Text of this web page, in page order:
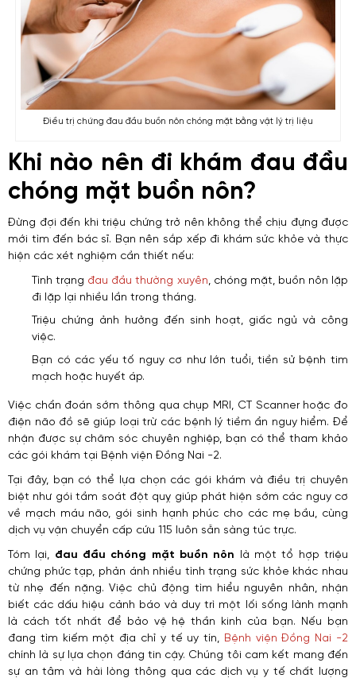
Điều trị chứng đau đầu buồn nôn chóng mặt bằng vật lý trị liệu
Khi nào nên đi khám đau đầu
chóng mặt buồn nôn?
Đừng đợi đến khi triệu chứng trở nên không thể chịu đựng được
mới tìm đến bác sĩ. Bạn nên sắp xếp đi khám sức khỏe và thực
hiện các xét nghiệm cần thiết nếu:
Tình trạng đau đầu thường xuyên, chóng mặt, buồn nôn lặp
đi lặp lại nhiều lần trong tháng.
Triệu chứng ảnh hưởng đến sinh hoạt, giấc ngủ và công
việc.
Bạn có các yếu tố nguy cơ như lớn tuổi, tiền sử bệnh tim
mạch hoặc huyết áp.
Việc chẩn đoán sớm thông qua chụp MRI, CT Scanner hoặc đo
điện não đồ sẽ giúp loại trừ các bệnh lý tiềm ẩn nguy hiểm. Để
nhận được sự chăm sóc chuyên nghiệp, bạn có thể tham khảo
các gói khám tại Bệnh viện Đồng Nai -2.
Tại đây, bạn có thể lựa chọn các gói khám và điều trị chuyên
biệt như gói tầm soát đột quỵ giúp phát hiện sớm các nguy cơ
về mạch máu não, gói sinh hạnh phúc cho các mẹ bầu, cùng
dịch vụ vận chuyển cấp cứu 115 luôn sẵn sàng túc trực.
Tóm lại, đau đầu chóng mặt buồn nôn là một tổ hợp triệu
chứng phức tạp, phản ánh nhiều tình trạng sức khỏe khác nhau
từ nhẹ đến nặng. Việc chủ động tìm hiểu nguyên nhân, nhận
biết các dấu hiệu cảnh báo và duy trì một lối sống lành mạnh
là cách tốt nhất để bảo vệ hệ thần kinh của bạn. Nếu bạn
đang tìm kiếm một địa chỉ y tế uy tín, Bệnh viện Đồng Nai -2
chính là sự lựa chọn đáng tin cậy. Chúng tôi cam kết mang đến
sự an tâm và hài lòng thông qua các dịch vụ y tế chất lượng